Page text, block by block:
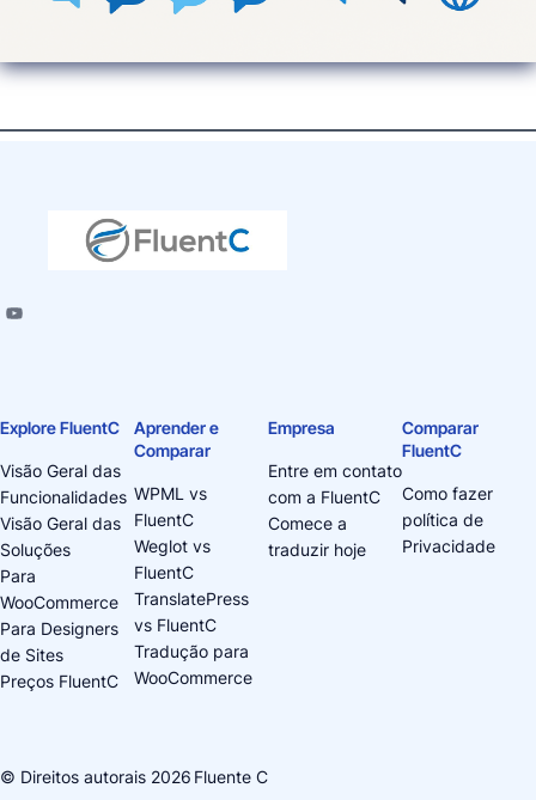
Explore FluentC
Visão Geral das
Funcionalidades
Visão Geral das
Soluções
Para
WooCommerce
Para Designers
de Sites
Preços FluentC
Aprender e
Comparar
WPML vs
FluentC
Weglot vs
FluentC
TranslatePress
vs FluentC
Tradução para
WooCommerce
Empresa
Entre em contato
com a FluentC
Comece a
traduzir hoje
Comparar
FluentC
Como fazer
política de
Privacidade
© Direitos autorais 2026 Fluente C